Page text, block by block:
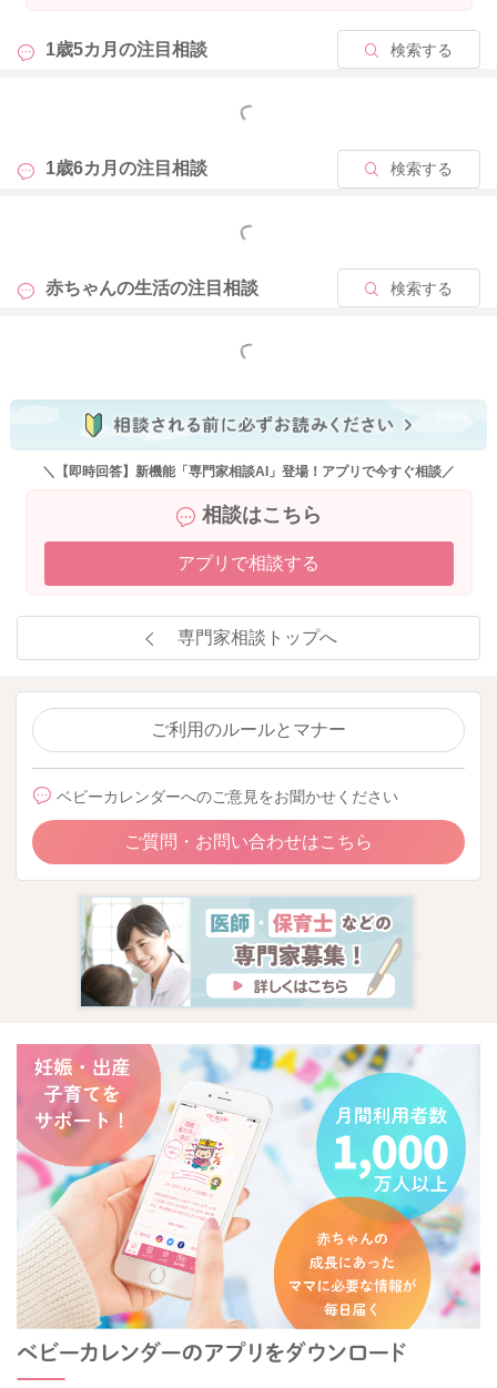
1歳5カ月の注目相談 検索する
もっと見る
1歳6カ月の注目相談 検索する
もっと見る
赤ちゃんの生活の注目相談 検索する
もっと見る
＼【即時回答】新機能「専門家相談AI」登場！アプリで今すぐ相談／
相談はこちら
アプリで相談する
専門家相談トップへ
ご利用のルールとマナー
ベビーカレンダーへのご意見をお聞かせください
ご質問・お問い合わせはこちら